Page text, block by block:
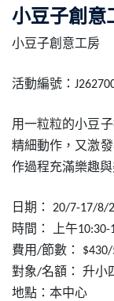
小豆子創意
小豆子創意工房
活動編號：
用一粒粒的小豆
精細動作，又激
作過程充滿樂趣與
日期： 20/7-17/8/
時間： 上午10:30-
費用/節數：
對象/名額： 升小
地點：本中心